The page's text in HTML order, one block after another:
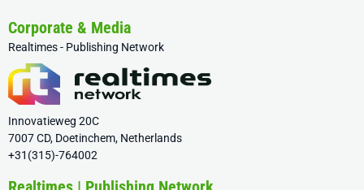
Corporate & Media
Realtimes - Publishing Network
Innovatieweg 20C
7007 CD, Doetinchem, Netherlands
+31(315)-764002